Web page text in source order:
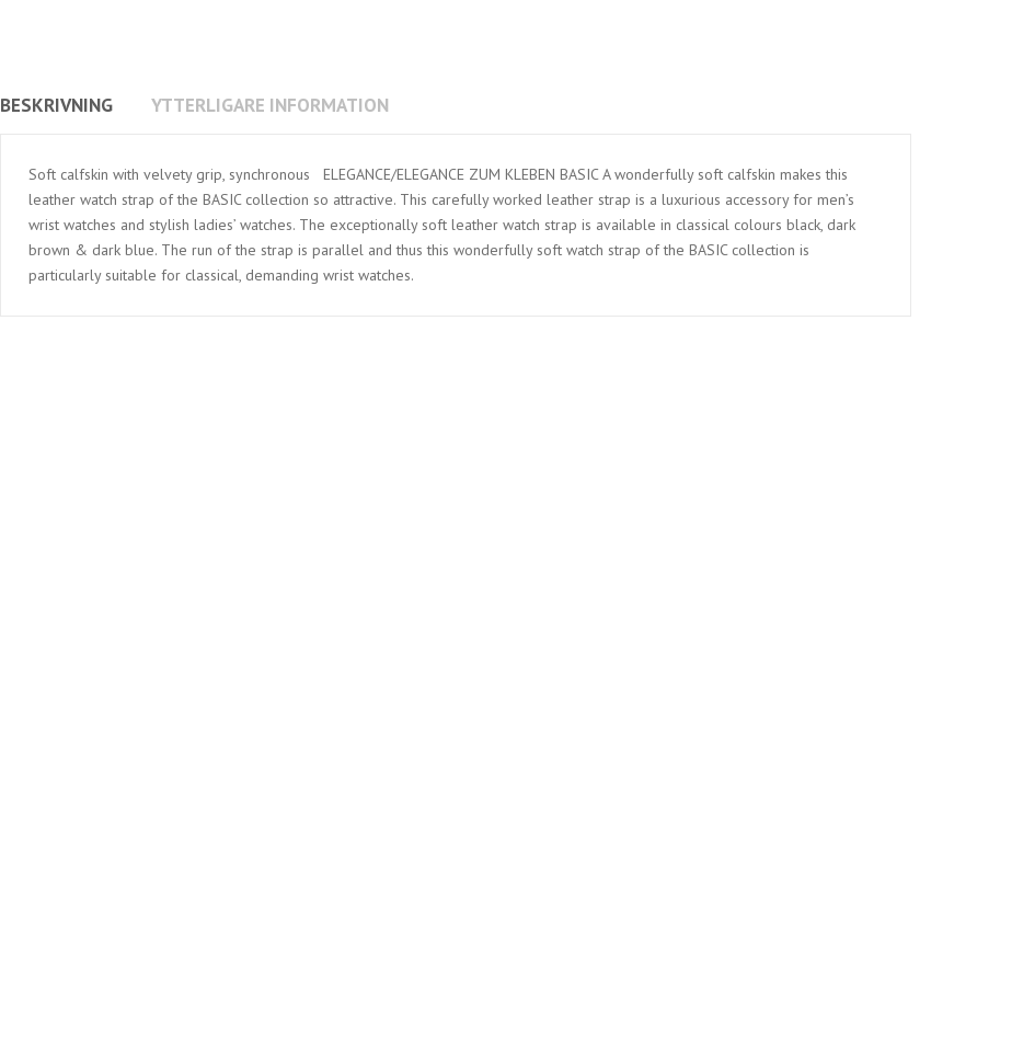
BESKRIVNING YTTERLIGARE INFORMATION
Soft calfskin with velvety grip, synchronous ELEGANCE/ELEGANCE ZUM KLEBEN BASIC A wonderfully soft calfskin makes this
leather watch strap of the BASIC collection so attractive. This carefully worked leather strap is a luxurious accessory for men’s
wrist watches and stylish ladies’ watches. The exceptionally soft leather watch strap is available in classical colours black, dark
brown & dark blue. The run of the strap is parallel and thus this wonderfully soft watch strap of the BASIC collection is
particularly suitable for classical, demanding wrist watches.